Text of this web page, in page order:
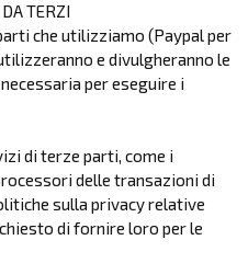
TERZI
che utilizziamo (Paypal per
e divulgheranno le
per eseguire i
di terze parti, come i
delle transazioni di
sulla privacy relative
di fornire loro per le